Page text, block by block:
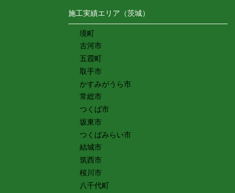
施工実績エリア（茨城）
境町
古河市
五霞町
取手市
かすみがうら市
常総市
つくば市
坂東市
つくばみらい市
結城市
筑西市
桜川市
八千代町